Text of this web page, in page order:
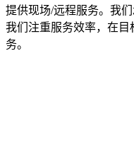
提供现场/远程服务。我
我们注重服务效率，在
务。